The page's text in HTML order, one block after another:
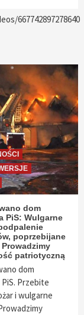
667742897278640
dom
PiS: Wulgarne
poprzebijane
patriotyczną
dom
PiS. Przebite
i wulgarne